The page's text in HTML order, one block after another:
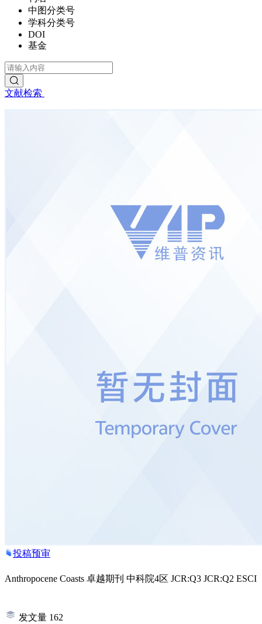
中图分类号
学科分类号
DOI
基金
文献检索
投稿预审
Anthropocene Coasts 卓越期刊 中科院4区 JCR:Q3 JCR:Q2 ESCI
发文量 162